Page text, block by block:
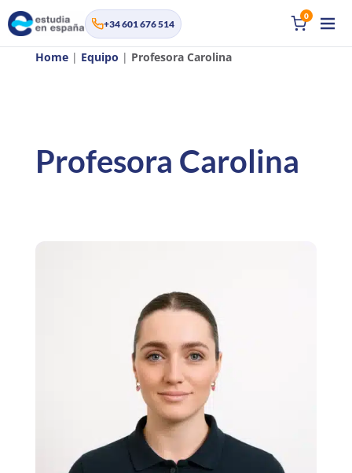
+34 601 676 514
0
Home| Equipo | Profesora Carolina
Profesora Carolina